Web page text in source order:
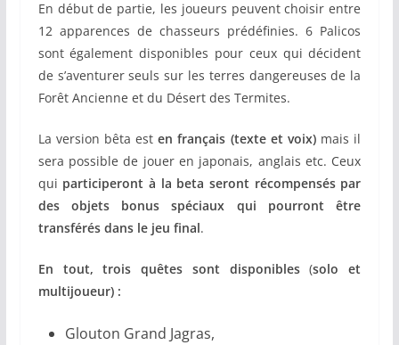
En début de partie, les joueurs peuvent choisir entre
12 apparences de chasseurs prédéfinies. 6 Palicos
sont également disponibles pour ceux qui décident
de s’aventurer seuls sur les terres dangereuses de la
Forêt Ancienne et du Désert des Termites.
La version bêta esten français (texte et voix) mais il
sera possible de jouer en japonais, anglais etc. Ceux
qui participeront à la beta seront récompensés par
des objets bonus spéciaux qui pourront être
transférés dans le jeu final.
En tout, trois quêtes sont disponibles(solo et
multijoueur) :
Glouton Grand Jagras,